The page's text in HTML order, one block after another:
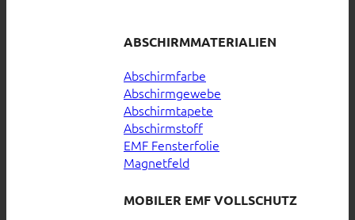
ABSCHIRMMATERIALIEN
Abschirmfarbe
Abschirmgewebe
Abschirmtapete
Abschirmstoff
EMF Fensterfolie
Magnetfeld
MOBILER EMF VOLLSCHUTZ